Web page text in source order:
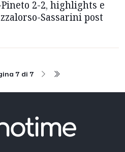
2-2, highlights e
Sassarini post
7 di 7